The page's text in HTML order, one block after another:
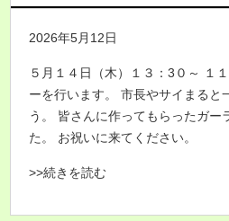
2026年5月12日
５月１４日（木）１３：3０～ １
ーを行います。 市長やサイまると
う。 皆さんに作ってもらったガー
た。 お祝いに来てください。
>>続きを読む